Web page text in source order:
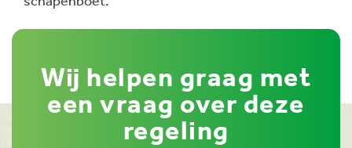
Wij helpen graag met
een vraag over deze
regeling